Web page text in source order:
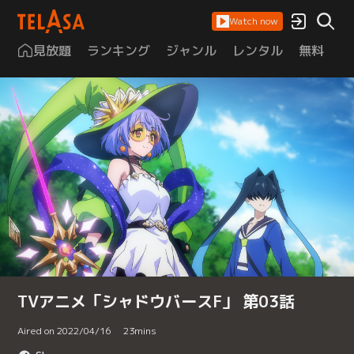
Watch now
見放題 ランキング ジャンル レンタル 無料
TVアニメ「シャドウバースF」 第03話
Aired on 2022/04/16 23mins